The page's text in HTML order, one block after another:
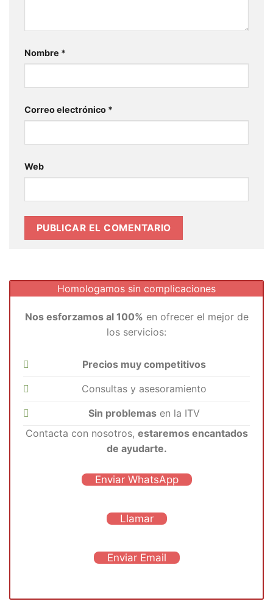
Nombre *
Correo electrónico *
Web
Homologamos sin complicaciones
Nos esforzamos al 100% en ofrecer el mejor de
los servicios:
Precios muy competitivos
Consultas y asesoramiento
Sin problemas en la ITV
Contacta con nosotros, estaremos encantados
de ayudarte.
Enviar WhatsApp
Llamar
Enviar Email